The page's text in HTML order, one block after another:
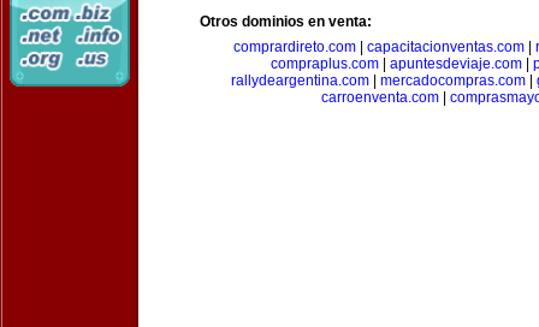
Otros dominios en venta:
comprardireto.com| capacitacionventas.com|
compraplus.com| apuntesdeviaje.com|
rallydeargentina.com
mercadocompras.com
carroenventa.com|